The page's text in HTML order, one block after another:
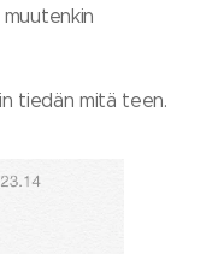
tiedän mitä teen.